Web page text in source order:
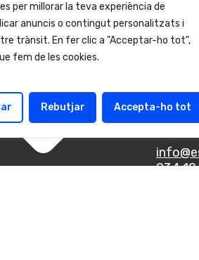
per millorar la teva experiència de
anuncis o contingut personalitzats i
trànsit. En fer clic a "Acceptar-ho tot",
fem de les cookies.
Rebutjar Accepta-ho tot
C.
934 12